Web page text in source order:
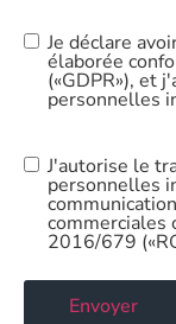
Privacy
Policy*
Je déclare
élaborée
(«GDPR»), et
personnelles
Commercial
Use
J'autorise le
personnelles
commerciales
2016/679